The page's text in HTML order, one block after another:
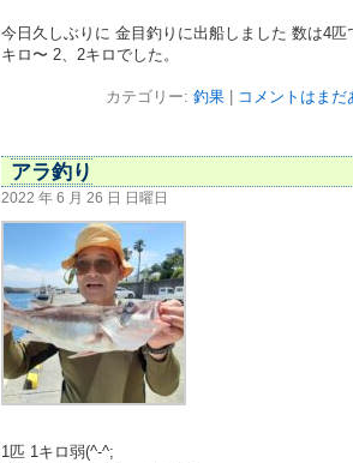
今日久しぶりに 金目釣りに出船しました 数は4
キロ〜 2、2キロでした。
カテゴリー: 釣果| コメントはまだ
アラ釣り
2022 年 6 月 26 日 日曜日
1匹 1キロ弱(^-^;